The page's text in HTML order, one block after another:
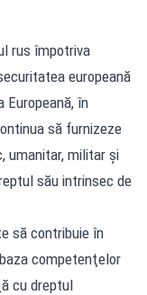
rus împotriva
europeană
Europeană, în
să furnizeze
umanitar, militar şi
său intrinsec de
să contribuie în
competenţelor
cu dreptul